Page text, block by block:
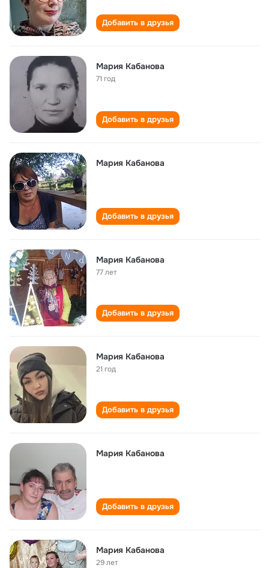
Добавить в друзья
Мария Кабанова
71 год
Добавить в друзья
Мария Кабанова
Добавить в друзья
Мария Кабанова
77 лет
Добавить в друзья
Мария Кабанова
21 год
Добавить в друзья
Мария Кабанова
Добавить в друзья
Мария Кабанова
29 лет